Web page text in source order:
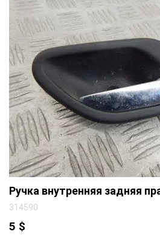
Ручка внутренняя задняя
314590
5 $